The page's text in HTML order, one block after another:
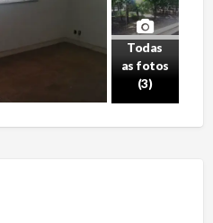
Todas
as fotos
(3)